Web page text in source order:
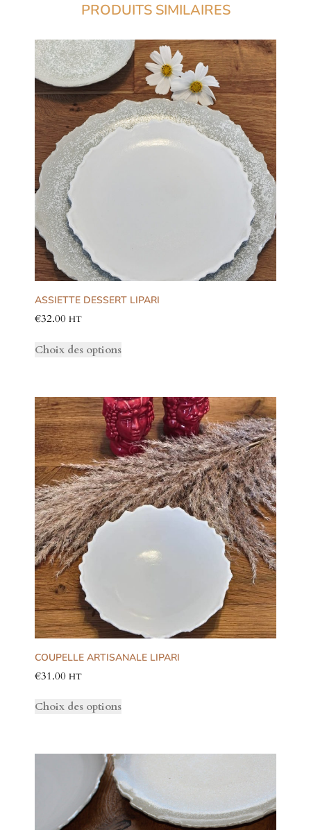
PRODUITS SIMILAIRES
ASSIETTE DESSERT LIPARI
€32.00 HT
Choix des options
COUPELLE ARTISANALE LIPARI
€31.00 HT
Choix des options